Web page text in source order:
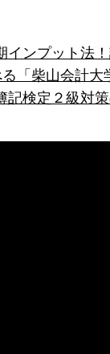
ンプット法
「柴山会計大
記検定２級対